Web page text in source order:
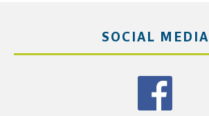
SOCIAL MEDIA